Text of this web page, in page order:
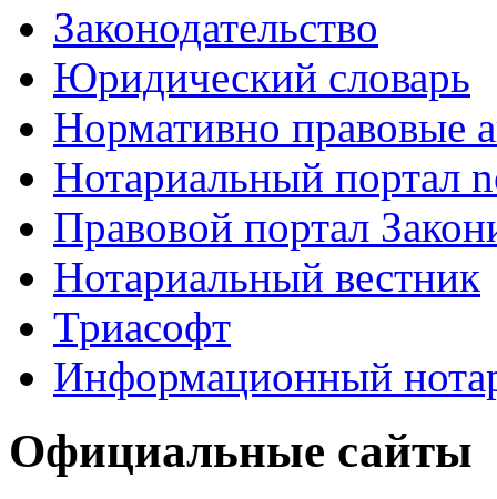
Законодательство
Юридический словарь
Нормативно правовые
Нотариальный портал
Правовой портал
Нотариальный вестник
Триасофт
Информационный
Официальные сайты